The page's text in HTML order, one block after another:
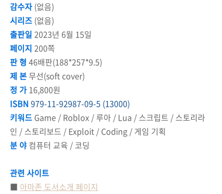
감수자 (없음)
시리즈 (없음)
출판일 2023년 6월 15일
페이지 200쪽
판 형 46배판(188*257*9.5)
제 본 무선(soft cover)
정 가 16,800원
ISBN 979-11-92987-09-5 (13000)
키워드 Game / Roblox / 루아 / Lua / 스크립트 / 스토리라
인 / 스토리보드 / Exploit / Coding / 게임 기획
분 야 컴퓨터 교육 / 코딩
관련 사이트
■ 아마존 도서소개 페이지